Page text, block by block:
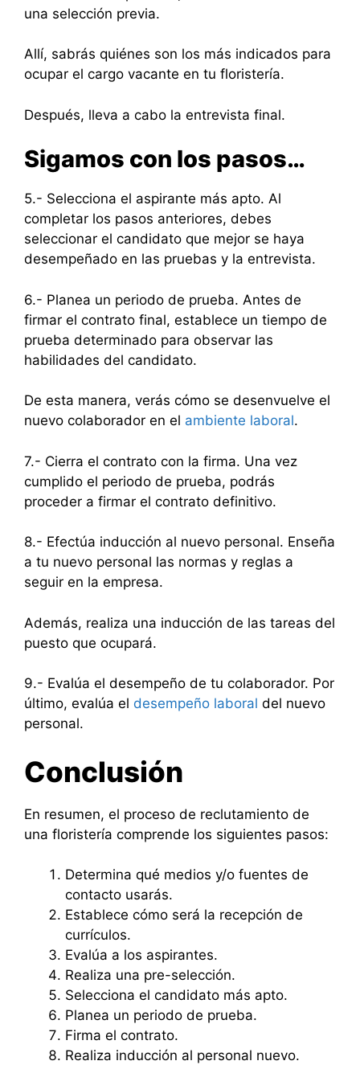
una selección previa.
Allí, sabrás quiénes son los más indicados para
ocupar el cargo vacante en tu floristería.
Después, lleva a cabo la entrevista final.
Sigamos con los pasos…
5.- Selecciona el aspirante más apto. Al
completar los pasos anteriores, debes
seleccionar el candidato que mejor se haya
desempeñado en las pruebas y la entrevista.
6.- Planea un periodo de prueba. Antes de
firmar el contrato final, establece un tiempo de
prueba determinado para observar las
habilidades del candidato.
De esta manera, verás cómo se desenvuelve el
nuevo colaborador en el ambiente laboral.
7.- Cierra el contrato con la firma. Una vez
cumplido el periodo de prueba, podrás
proceder a firmar el contrato definitivo.
8.- Efectúa inducción al nuevo personal. Enseña
a tu nuevo personal las normas y reglas a
seguir en la empresa.
Además, realiza una inducción de las tareas del
puesto que ocupará.
9.- Evalúa el desempeño de tu colaborador. Por
último, evalúa el desempeño laboral del nuevo
personal.
Conclusión
En resumen, el proceso de reclutamiento de
una floristería comprende los siguientes pasos:
Determina qué medios y/o fuentes de
contacto usarás.
Establece cómo será la recepción de
currículos.
Evalúa a los aspirantes.
Realiza una pre-selección.
Selecciona el candidato más apto.
Planea un periodo de prueba.
Firma el contrato.
Realiza inducción al personal nuevo.